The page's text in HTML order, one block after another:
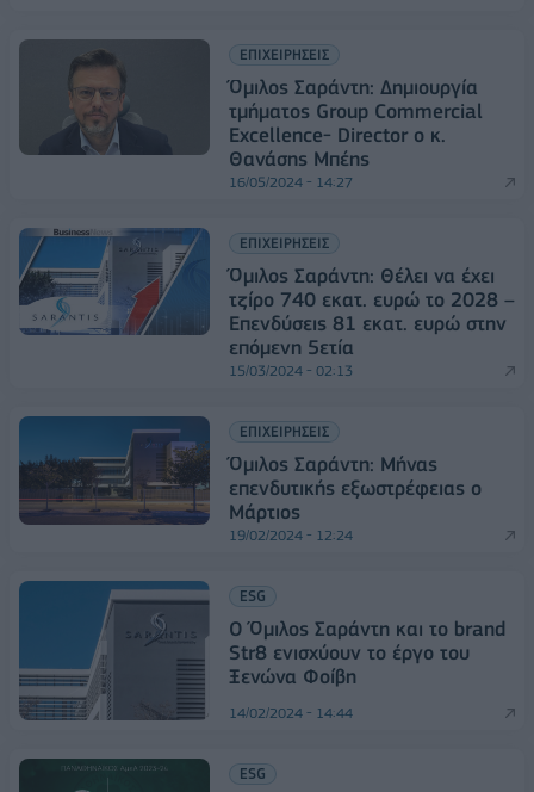
ΕΠΙΧΕΙΡΗΣΕΙΣ
Όμιλος Σαράντη: Δημιουργία
τμήματος Group Commercial
Excellence- Director ο κ.
Θανάσης Μπέης
16/05/2024 - 14:27
ΕΠΙΧΕΙΡΗΣΕΙΣ
Όμιλος Σαράντη: Θέλει να έχει
τζίρο 740 εκατ. ευρώ το 2028 –
Επενδύσεις 81 εκατ. ευρώ στην
επόμενη 5ετία
15/03/2024 - 02:13
ΕΠΙΧΕΙΡΗΣΕΙΣ
Όμιλος Σαράντη: Μήνας
επενδυτικής εξωστρέφειας ο
Μάρτιος
19/02/2024 - 12:24
ESG
Ο Όμιλος Σαράντη και το brand
Str8 ενισχύουν το έργο του
Ξενώνα Φοίβη
14/02/2024 - 14:44
ESG